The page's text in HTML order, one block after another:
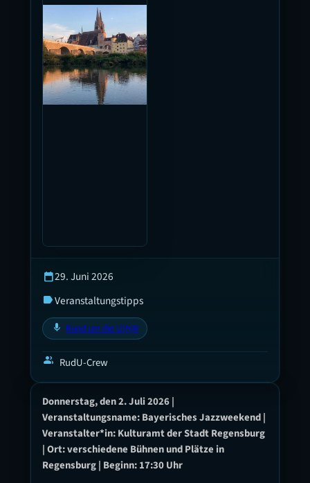
Donnerstag, den 2. Juli 2026 |
Veranstaltungsname: Bayerisches Jazzweekend |
Veranstalter*in: Kulturamt der Stadt Regensburg
| Ort: verschiedene Bühnen und Plätze in
Regensburg | Beginn: 17:30 Uhr
calendar_today29. Juni 2026
labelVeranstaltungstipps
mic Rund um die U(h)R
group RudU-Crew